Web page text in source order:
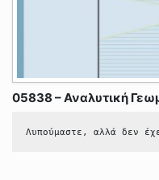
05838 – Αναλυτική
Λυπούμαστε, αλλά δεν